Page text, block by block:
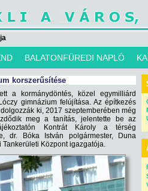
BALATONFÜREDI NAPLÓ
korszerűsítése
a kormánydöntés, közel egymilliárd
gimnázium felújítása. Az építkezés
ki, 2017 szeptemberében még
meg a tanítás, jelentette be az
Kontrát Károly a térség
dr. Bóka István polgármester, Duna
Központ igazgatója.